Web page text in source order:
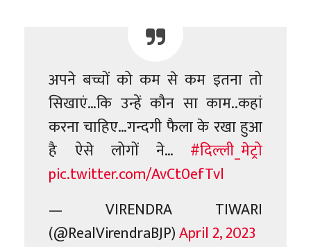
अपने बच्चों को कम से कम इतना तो
सिखाएं…कि उन्हें कौन सा काम..कहां
करना चाहिए…गन्दगी फैला के रखा हुआ
है ऐसे लोगों ने… #दिल्ली_मेट्रो
pic.twitter.com/AvCt0efTvl
— VIRENDRA TIWARI
(@RealVirendraBJP)April 2, 2023